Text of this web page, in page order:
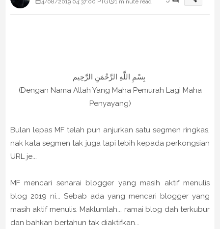
4/08/2019 04:37:00 PTG
1 minute read
(Dengan Nama Allah Yang Maha Pemurah Lagi Maha
Penyayang)
Bulan lepas MF telah pun anjurkan satu segmen ringkas,
nak kata segmen tak juga tapi lebih kepada perkongsian
URL je...
MF mencari senarai blogger yang masih aktif menulis
blog 2019 ni... Sebab ada yang mencari blogger yang
masih aktif menulis. Maklumlah... ramai blog dah terkubur
dan bahkan bertahun tak diaktifkan...